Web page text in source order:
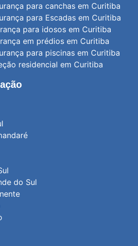
para canchas em Curitiba
para Escadas em Curitiba
para idosos em Curitiba
em prédios em Curitiba
para piscinas em Curitiba
residencial em Curitiba
do Sul